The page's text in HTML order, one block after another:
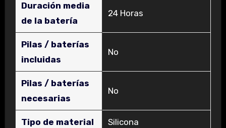
Duración media
de la batería
‎24 Horas
Pilas / baterías
incluidas
‎No
Pilas / baterías
necesarias
‎No
Tipo de material ‎Silicona